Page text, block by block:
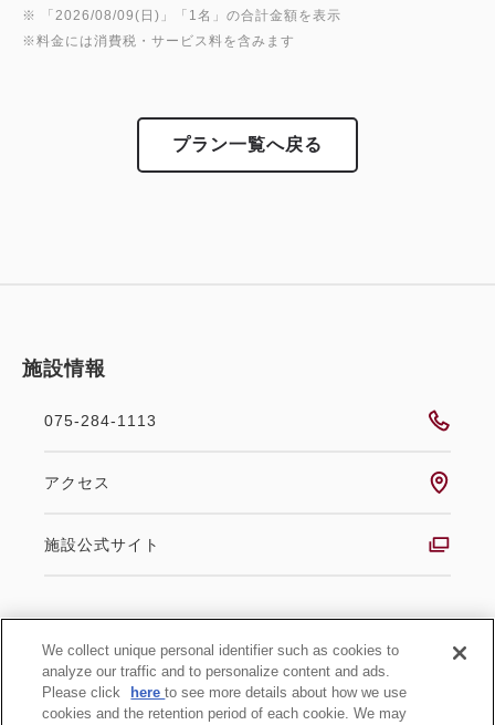
※ 「2026/08/09(日)」「1名」の合計金額を表示
※料金には消費税・サービス料を含みます
プラン一覧へ戻る
施設情報
075-284-1113
アクセス
施設公式サイト
グループ施設情報
施設一覧
We collect unique personal identifier such as cookies to
analyze our traffic and to personalize content and ads.
Please click
hereto see more details about how we use
cookies and the retention period of each cookie. We may